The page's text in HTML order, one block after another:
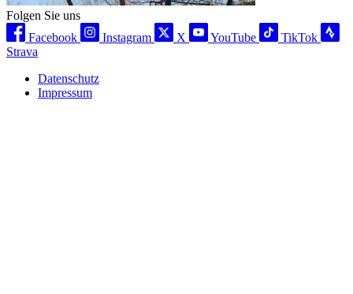
Folgen Sie uns
Facebook
Instagram X YouTube
TikTok
Strava
Datenschutz
Impressum